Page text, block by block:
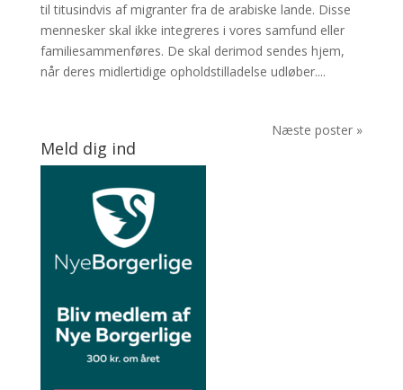
til titusindvis af migranter fra de arabiske lande. Disse
mennesker skal ikke integreres i vores samfund eller
familiesammenføres. De skal derimod sendes hjem,
når deres midlertidige opholdstilladelse udløber....
Næste poster »
Meld dig ind